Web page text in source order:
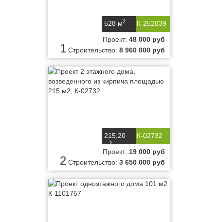
К-252839
528 м2
1
Проект: 48 000 руб
Строительство: 8 960 000 руб
К-02732
215,20
м2
2
Проект: 19 000 руб
Строительство: 3 650 000 руб